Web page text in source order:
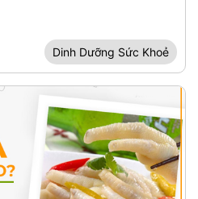
Dinh Dưỡng Sức Khoẻ